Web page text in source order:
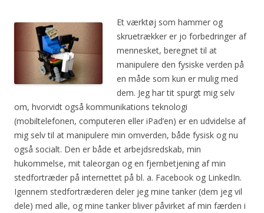
Et værktøj som hammer og
skruetrækker er jo forbedringer af
mennesket, beregnet til at
manipulere den fysiske verden på
en måde som kun er mulig med
dem. Jeg har tit spurgt mig selv
om, hvorvidt også kommunikations teknologi
(mobiltelefonen, computeren eller iPad’en) er en udvidelse af
mig selv til at manipulere min omverden, både fysisk og nu
også socialt. Den er både et arbejdsredskab, min
hukommelse, mit taleorgan og en fjernbetjening af min
stedfortræder på internettet på bl. a. Facebook og LinkedIn.
Igennem stedfortræderen deler jeg mine tanker (dem jeg vil
dele) med alle, og mine tanker bliver påvirket af min færden i